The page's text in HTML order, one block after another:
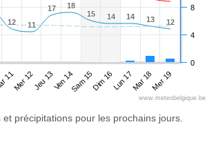
12
12 11
11
17
17 18
18
15
15 14
14 14
14 13
13 12
12
11Mer 12Jeu 13Ven 14Sam 15Dim 16Lun 17Mar 18Mer 19
0
4
8
www.meteobelgique.be
et précipitations pour les prochains jours.